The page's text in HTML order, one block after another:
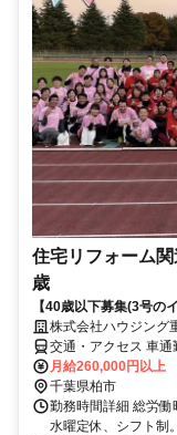
住宅リフォーム
歳
【40歳以下募集(3号の
株式会社ハウジング
交通・アクセス 車通
月給260,000円以上
千葉県柏市
勤務時間詳細 総労
水曜定休、シフト制